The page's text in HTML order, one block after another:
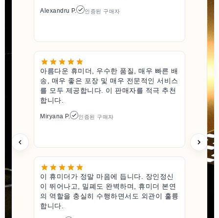
Alexandru P. 인증된 구매자
아름다운 휴미더, 우수한 품질, 매우 빠른 배
송, 매우 좋은 포장 및 매우 전문적인 서비스
를 모두 제공합니다. 이 판매자를 적극 추천
합니다.
Miryana P. 인증된 구매자
이 휴미더가 정말 마음에 듭니다. 장인정신
이 뛰어나고, 밀폐도 완벽하며, 휴미더 본연
의 역할을 충실히 수행하면서도 외관이 훌륭
합니다.